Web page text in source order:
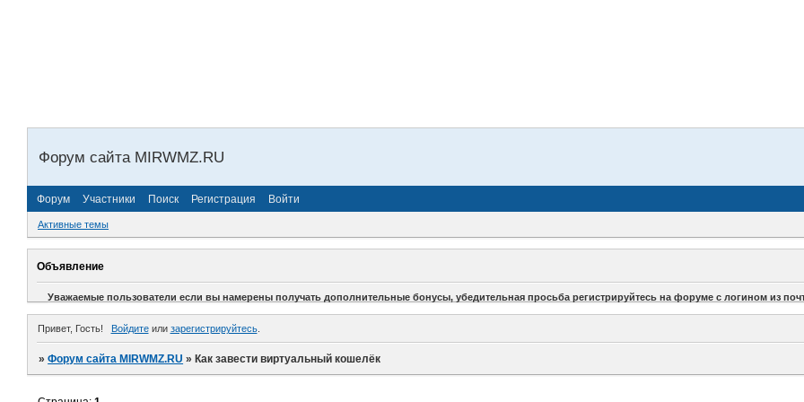
Форум сайта MIRWMZ.RU
Форум Участники Поиск Регистрация Войти
Активные темы
Объявление
Уважаемые пользователи если вы намерены получать дополнительные бонусы, убедительная просьба регистрируйтесь на форуме с логином из
Привет, Гость! Войдитеили зарегистрируйтесь.
»Форум сайта MIRWMZ.RU » Как завести виртуальный кошелёк